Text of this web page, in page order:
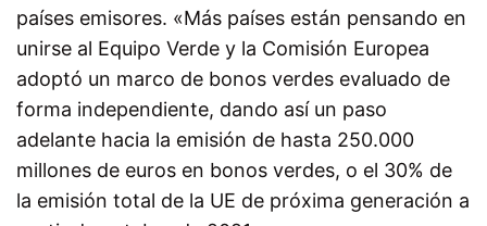
países emisores. «Más países están pensando en
unirse al Equipo Verde y la Comisión Europea
adoptó un marco de bonos verdes evaluado de
forma independiente, dando así un paso
adelante hacia la emisión de hasta 250.000
millones de euros en bonos verdes, o el 30% de
la emisión total de la UE de próxima generación a